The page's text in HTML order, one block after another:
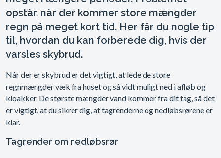
opstår, når der kommer store mængder
regn på meget kort tid. Her får du nogle tip
til, hvordan du kan forberede dig, hvis der
varsles skybrud.
Når der er skybrud er det vigtigt, at lede de store
regnmængder væk fra huset og så vidt muligt ned i afløb og
kloakker. De største mængder vand kommer fra dit tag, så det
er vigtigt, at du sikrer dig, at tagrenderne og nedløbsrørene er
klar.
Tagrender om nedløbsrør